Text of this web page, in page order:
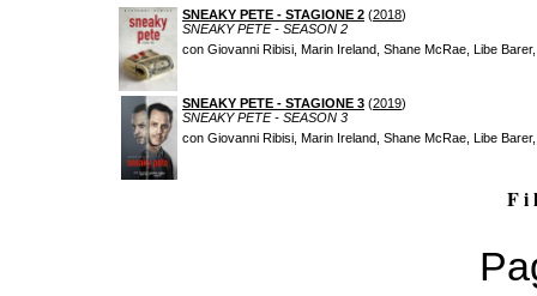
SNEAKY PETE - STAGIONE 2 (2018)
SNEAKY PETE - SEASON 2
con Giovanni Ribisi, Marin Ireland, Shane McRae, Libe
SNEAKY PETE - STAGIONE 3 (2019)
SNEAKY PETE - SEASON 3
con Giovanni Ribisi, Marin Ireland, Shane McRae, Libe
F i